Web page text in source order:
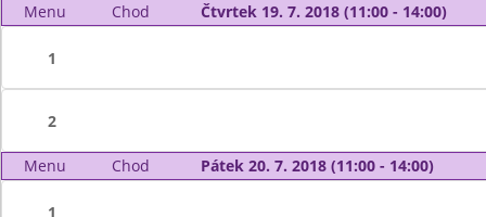
Menu Chod Čtvrtek 19. 7. 2018 (11:00 - 14:00)
1
2
Menu Chod Pátek 20. 7. 2018 (11:00 - 14:00)
1